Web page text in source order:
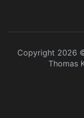
Copyright 2026
Thomas